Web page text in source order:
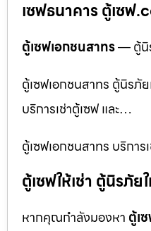
เซฟธนาคาร ตู้เซฟ
ตู้เซฟเอกชนสาทร— ตู้นิ
ตู้เซฟเอกชนสาทร ตู้นิรภั
บริการเช่าตู้เซฟ และ…
ตู้เซฟเอกชนสาทร บริกา
ตู้เซฟให้เช่า ตู้นิรภั
หากคุณกำลังมองหา ตู้เ